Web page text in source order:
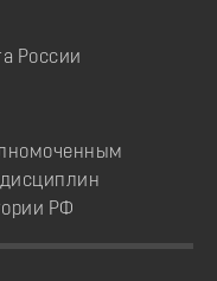
России
РФ